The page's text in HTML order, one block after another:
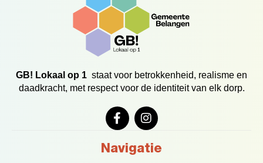
GB! Lokaal op 1 staat voor betrokkenheid, realisme en
daadkracht, met respect voor de identiteit van elk dorp.
F
a
e
I
n
t
Navigatie